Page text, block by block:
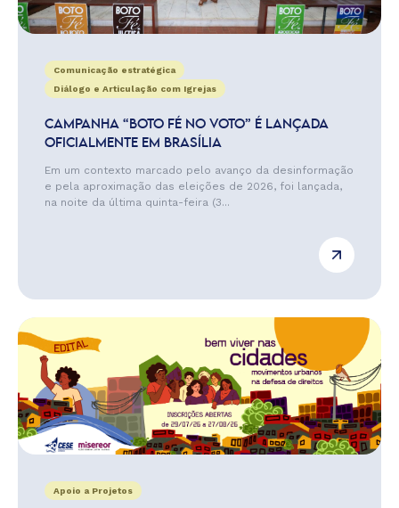
Comunicação estratégica
Diálogo e Articulação com Igrejas
CAMPANHA “BOTO FÉ NO VOTO” É LANÇADA
OFICIALMENTE EM BRASÍLIA
Em um contexto marcado pelo avanço da desinformação
e pela aproximação das eleições de 2026, foi lançada,
na noite da última quinta-feira (3...
Apoio a Projetos